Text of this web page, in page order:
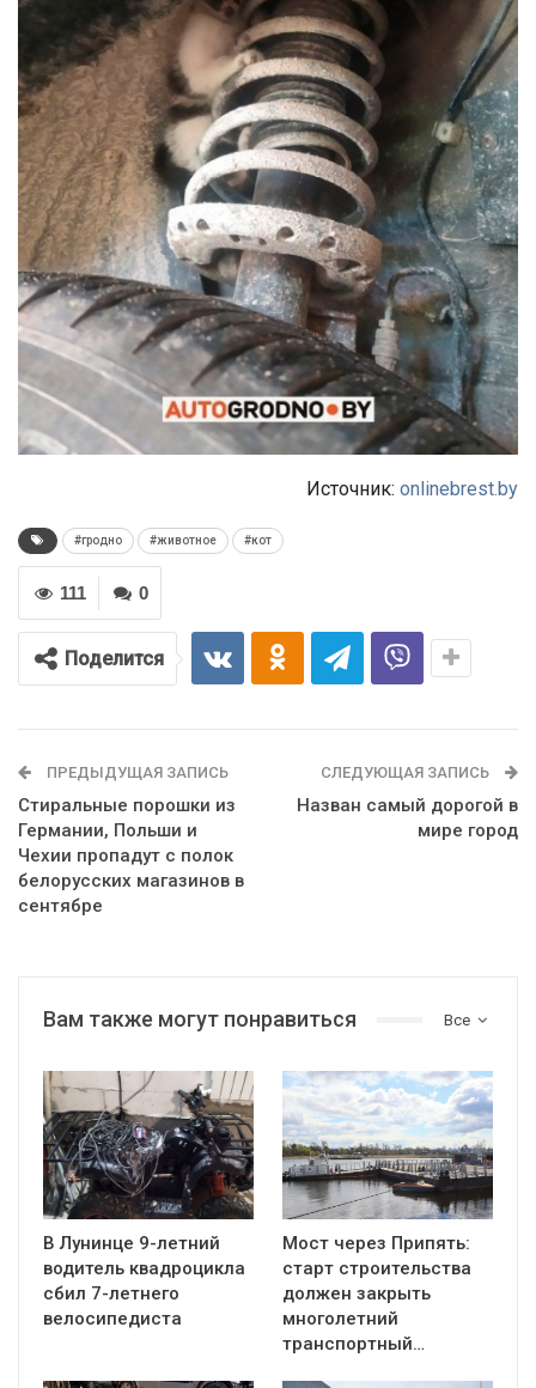
Источник: onlinebrest.by
#гродно #животное #кот
0
111
Поделится
ПРЕДЫДУЩАЯ ЗАПИСЬ
Стиральные порошки из
Германии, Польши и
Чехии пропадут с полок
белорусских магазинов в
сентябре
СЛЕДУЮЩАЯ ЗАПИСЬ
Назван самый дорогой в
мире город
Все
Вам также могут понравиться
В Лунинце 9-летний
водитель квадроцикла
сбил 7-летнего
велосипедиста
Мост через Припять:
старт строительства
должен закрыть
многолетний
транспортный…